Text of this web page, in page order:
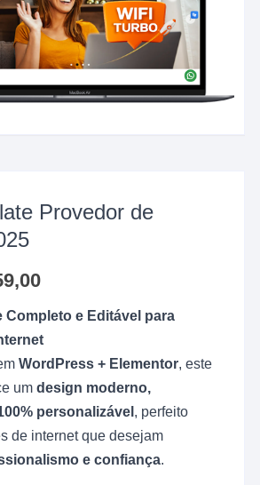
Provedor de
O
é:
Completo e Editável para
WordPress + Elementor, este
umdesign moderno,
personalizável , perfeito
de internet que desejam
e confiança.